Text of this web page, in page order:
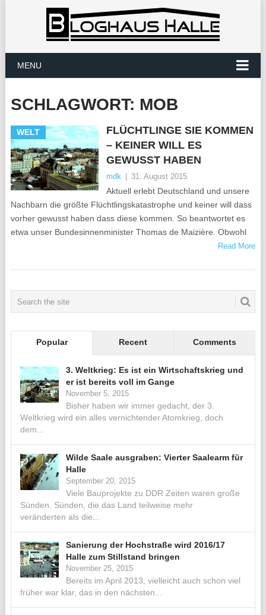
MENU
SCHLAGWORT: MOB
WELT
FLÜCHTLINGE SIE KOMMEN
– KEINER WILL ES
GEWUSST HABEN
mdk 31. August 2015
Aktuell erlebt Deutschland und unsere
Nachbarn die größte Flüchtlingskatastrophe und keiner will dass
vorher gewusst haben dass diese kommen. So beantwortet es
etwa unser Bundesinnenminister Thomas de Maizière. Obwohl
Read More
Popular Recent Comments
3. Weltkrieg: Es ist ein Wirtschaftskrieg und
er ist bereits voll im Gange
November 5, 2015
Bisher haben wir immer gedacht, der 3.
Weltkrieg wird ein alles vernichtender Atomkrieg, doch
dem...
Wilde Saale ausgraben: Vierter Saalearm für
Halle
September 20, 2015
Viele Bauprojekte zu DDR Zeiten waren große
Sünden. Sünden, die das Land teilweise mehr
veränderten als die...
Sanierung der Hochstraße wird 2016/17
Halle zum Stillstand bringen
November 25, 2015
Bereits im April 2013, vielleicht auch schon viel
früher war klar, das in den nächsten...